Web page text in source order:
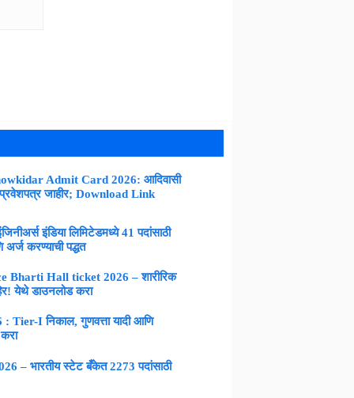
Admit Card 2026: आदिवासी
प्रवेशपत्र जाहीर; Download Link
इंडिया लिमिटेडमध्ये 41 पदांसाठी
अर्ज करण्याची पद्धत
Bharti Hall ticket 2026 – शारीरिक
येथे डाउनलोड करा
Tier-I निकाल, गुणवत्ता यादी आणि
– भारतीय स्टेट बँकेत 2273 पदांसाठी